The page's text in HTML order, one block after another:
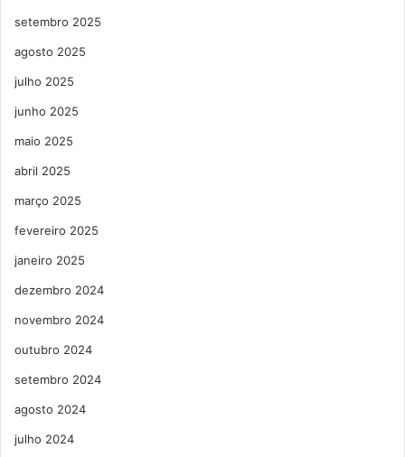
setembro 2025
agosto 2025
julho 2025
junho 2025
maio 2025
abril 2025
março 2025
fevereiro 2025
janeiro 2025
dezembro 2024
novembro 2024
outubro 2024
setembro 2024
agosto 2024
julho 2024